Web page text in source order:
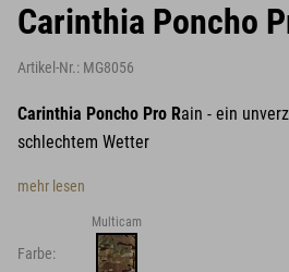
Carinthia Poncho
Artikel-Nr.: MG8056
Carinthia Poncho Pro Rain - ein
schlechtem Wetter
mehr lesen
Farbe:
Multicam